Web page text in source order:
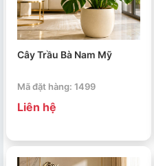
Cây Trầu Bà Nam Mỹ
Mã đặt hàng: 1499
Liên hệ